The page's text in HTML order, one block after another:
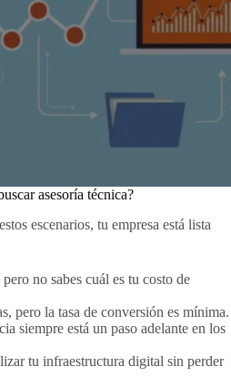
asesoría técnica?
escenarios, tu empresa está lista
no sabes cuál es tu costo de
pero la tasa de conversión es mínima.
siempre está un paso adelante en los
tu infraestructura digital sin perder